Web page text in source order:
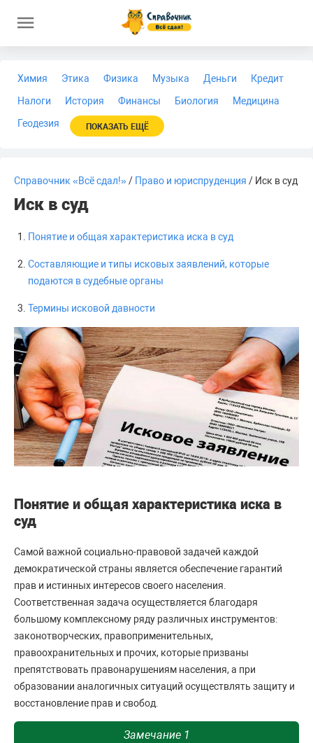
Химия Этика Физика Музыка Деньги
Кредит
Налоги
История Финансы Биология
Медицина
Геодезия
ПОКАЗАТЬ ЕЩЁ
Справочник «Всё сдал!»/ Право и юриспруденция / Иск в суд
Иск в суд
Понятие и общая характеристика иска в суд
Составляющие и типы исковых заявлений, которые
подаются в судебные органы
Термины исковой давности
Понятие и общая характеристика иска в
суд
Самой важной социально-правовой задачей каждой
демократической страны является обеспечение гарантий
прав и истинных интересов своего населения.
Соответственная задача осуществляется благодаря
большому комплексному ряду различных инструментов:
законотворческих, правоприменительных,
правоохранительных и прочих, которые призваны
препятствовать правонарушениям населения, а при
образовании аналогичных ситуаций осуществлять защиту и
восстановление прав и свобод.
Замечание 1